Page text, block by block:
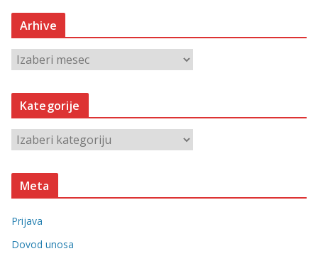
Arhive
r
h
v
Kategorije
a
t
o
r
Meta
Prijava
Dovod unosa